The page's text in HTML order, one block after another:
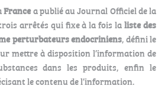
Francea publié au Journal Officiel de la
arrêtés qui fixe à la fois laliste des
perturbateurs endocriniens, défini le
mettre à disposition l’information de
dans les produits, enfin le
le contenu de l’information.